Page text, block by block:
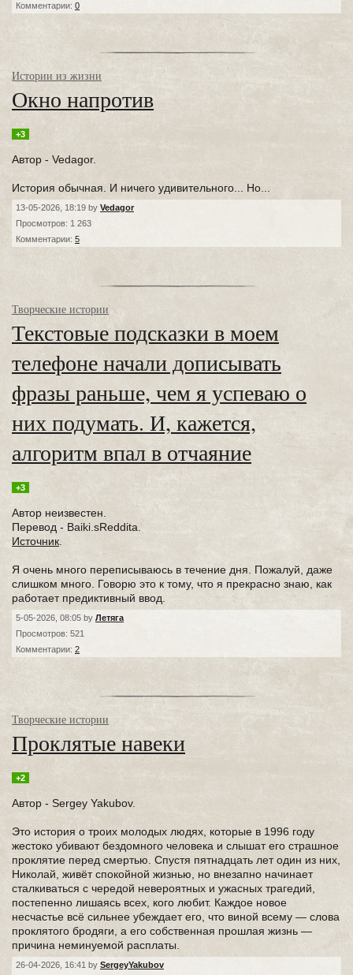
Комментарии: 0
Истории из жизни
Окно напротив
+3
Автор - Vedagor.
История обычная. И ничего удивительного... Но...
13-05-2026, 18:19 by Vedagor
Просмотров: 1 263
Комментарии: 5
Творческие истории
Текстовые подсказки в моем
телефоне начали дописывать
фразы раньше, чем я успеваю о
них подумать. И, кажется,
алгоритм впал в отчаяние
+3
Автор неизвестен.
Перевод - Baiki.sReddita.
Источник
Я очень много переписываюсь в течение дня. Пожалуй, даже
слишком много. Говорю это к тому, что я прекрасно знаю, как
работает предиктивный ввод.
5-05-2026, 08:05 by Летяга
Просмотров: 521
Комментарии: 2
Творческие истории
Проклятые навеки
+2
Автор - Sergey Yakubov.
Это история о троих молодых людях, которые в 1996 году
жестоко убивают бездомного человека и слышат его страшное
проклятие перед смертью. Спустя пятнадцать лет один из них,
Николай, живёт спокойной жизнью, но внезапно начинает
сталкиваться с чередой невероятных и ужасных трагедий,
постепенно лишаясь всех, кого любит. Каждое новое
несчастье всё сильнее убеждает его, что виной всему — слова
проклятого бродяги, а его собственная прошлая жизнь —
причина неминуемой расплаты.
26-04-2026, 16:41 by SergeyYakubov